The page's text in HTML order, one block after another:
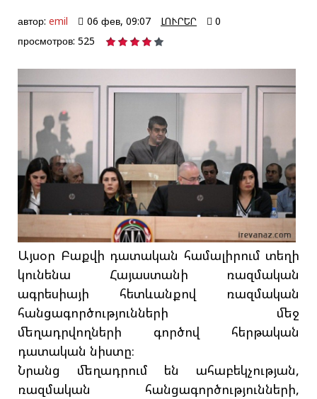
автор: emil 06 фев, 09:07 ԼՈՒՐԵՐ
0
просмотров: 525
Այսօր Բաքվի դատական համալիրում տեղի
կունենա Հայաստանի ռազմական
ագրեսիայի հետևանքով ռազմական
հանցագործությունների մեջ
մեղադրվողների գործով հերթական
դատական նիստը։
Նրանց մեղադրում են ահաբեկչության,
ռազմական հանցագործությունների,